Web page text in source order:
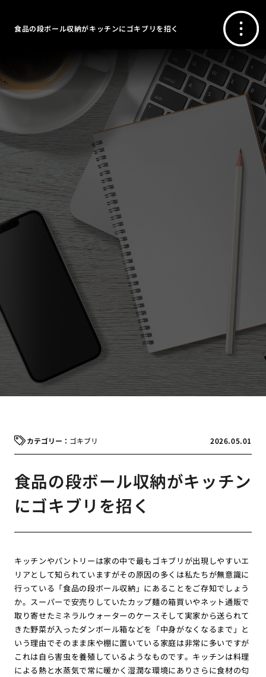
食品の段ボール収納がキッチンにゴキブリを招く
2026.05.01
ゴキブリ
食品の段ボール収納がキッチン
にゴキブリを招く
キッチンやパントリーは家の中で最もゴキブリが出現しやすいエ
リアとして知られていますがその原因の多くは私たちが無意識に
行っている「食品の段ボール収納」にあることをご存知でしょう
か。スーパーで安売りしていたカップ麺の箱買いやネット通販で
取り寄せたミネラルウォーターのケースそして実家から送られて
きた野菜が入ったダンボール箱などを「中身がなくなるまで」と
いう理由でそのまま床や棚に置いている家庭は非常に多いですが
これは自ら害虫を養殖しているようなものです。キッチンは料理
による熱と水蒸気で常に暖かく湿潤な環境にありさらに食材の匂